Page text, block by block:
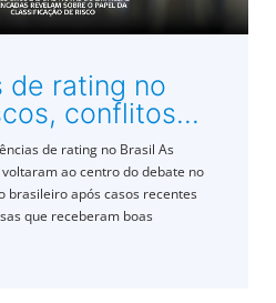
de rating no
conflitos...
de rating no Brasil As
ao centro do debate no
brasileiro após casos recentes
que receberam boas